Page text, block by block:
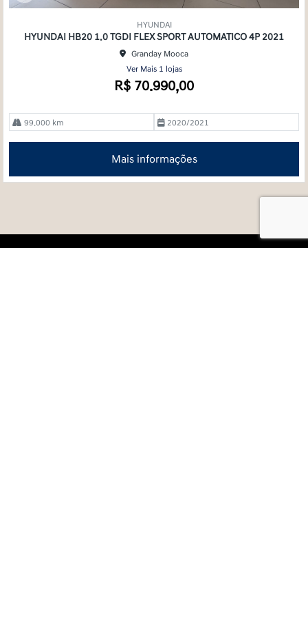
Co
arti
lhe
HYUNDAI
HYUNDAI HB20 1.0 TGDI FLEX SPORT AUTOMATICO 4P 2021
Granday Mooca
Ver Mais 1 lojas
R$ 70.990,00
99.000 km 2020/2021
Mais informações